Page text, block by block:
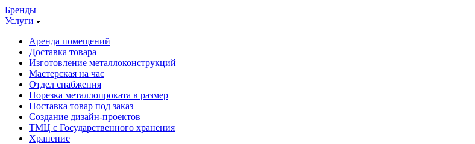
Бренды
Услуги
Аренда помещений
Доставка товара
Изготовление металлоконструкций
Мастерская на час
Отдел снабжения
Порезка металлопроката в размер
Поставка товар под заказ
Создание дизайн-проектов
ТМЦ с Государственного хранения
Хранение